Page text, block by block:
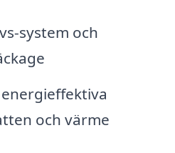
system och
och värme